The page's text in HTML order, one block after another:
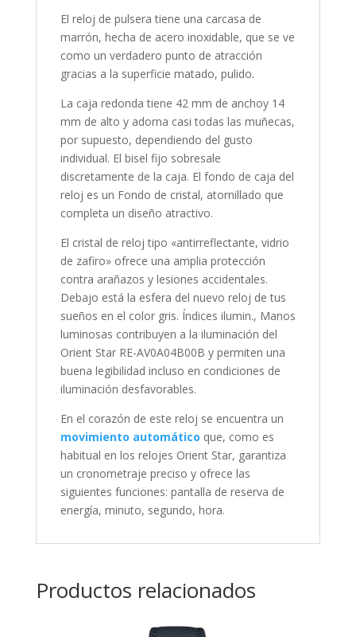
El reloj de pulsera tiene una carcasa de
marrón, hecha de acero inoxidable, que se ve
como un verdadero punto de atracción
gracias a la superficie matado, pulido.
La caja redonda tiene 42 mm de anchoy 14
mm de alto y adorna casi todas las muñecas,
por supuesto, dependiendo del gusto
individual. El bisel fijo sobresale
discretamente de la caja. El fondo de caja del
reloj es un Fondo de cristal, atornillado que
completa un diseño atractivo.
El cristal de reloj tipo «antirreflectante, vidrio
de zafiro» ofrece una amplia protección
contra arañazos y lesiones accidentales.
Debajo está la esfera del nuevo reloj de tus
sueños en el color gris. Índices ilumin., Manos
luminosas contribuyen a la iluminación del
Orient Star RE-AV0A04B00B y permiten una
buena legibilidad incluso en condiciones de
iluminación desfavorables.
En el corazón de este reloj se encuentra un
movimiento automático que, como es
habitual en los relojes Orient Star, garantiza
un cronometraje preciso y ofrece las
siguientes funciones: pantalla de reserva de
energía, minuto, segundo, hora.
Productos relacionados